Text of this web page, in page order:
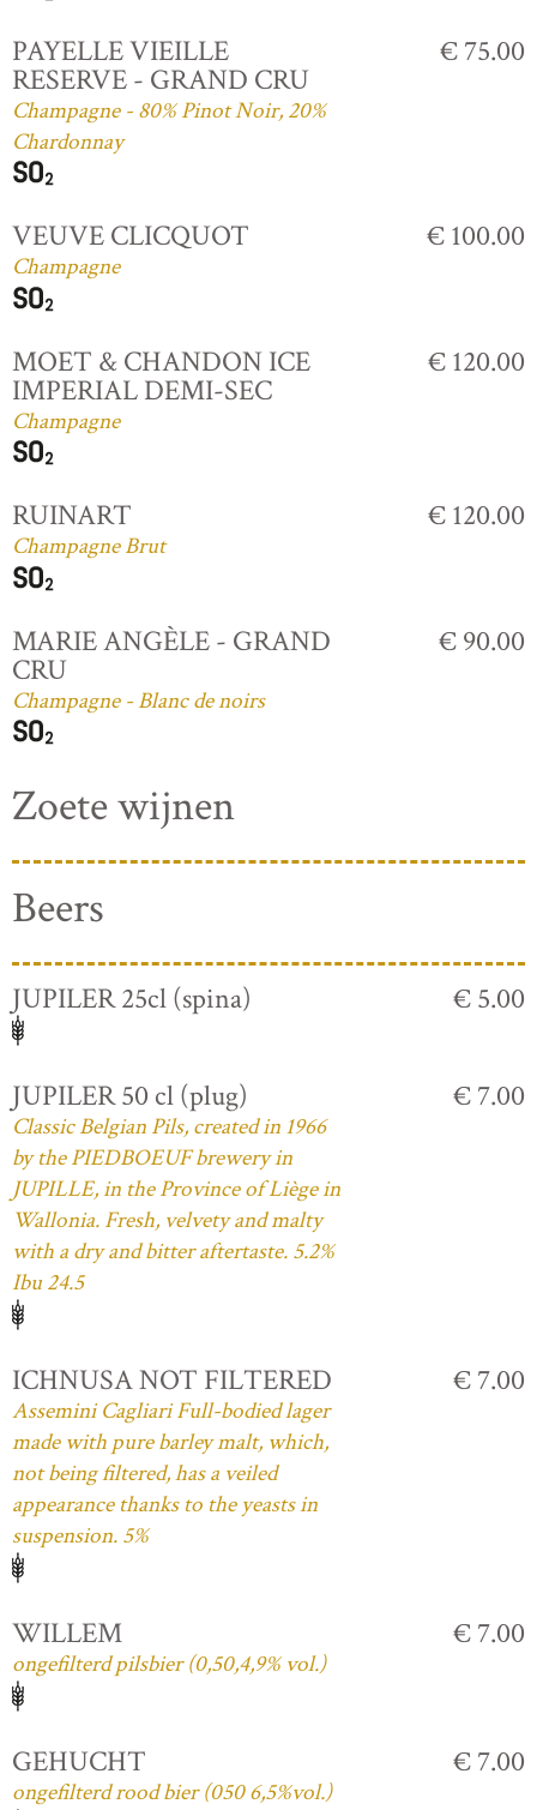
PAYELLE VIEILLE
RESERVE - GRAND CRU
Champagne - 80% Pinot Noir, 20%
Chardonnay
€ 75.00
VEUVE CLICQUOT
Champagne
€ 100.00
MOET & CHANDON ICE
IMPERIAL DEMI-SEC
Champagne
€ 120.00
RUINART
Champagne Brut
€ 120.00
MARIE ANGÈLE - GRAND
CRU
Champagne - Blanc de noirs
€ 90.00
Zoete wijnen
Beers
JUPILER 25cl (spina) € 5.00
JUPILER 50 cl (plug)
Classic Belgian Pils, created in 1966
by the PIEDBOEUF brewery in
JUPILLE, in the Province of Liège in
Wallonia. Fresh, velvety and malty
with a dry and bitter aftertaste. 5.2%
Ibu 24.5
€ 7.00
ICHNUSA NOT FILTERED
Assemini Cagliari Full-bodied lager
made with pure barley malt, which,
not being filtered, has a veiled
appearance thanks to the yeasts in
suspension. 5%
€ 7.00
WILLEM
ongefilterd pilsbier (0,50,4,9% vol.)
€ 7.00
GEHUCHT
ongefilterd rood bier (050 6,5%vol.)
€ 7.00